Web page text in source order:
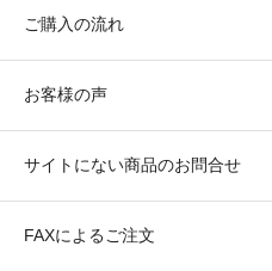
ご購入の流れ
お客様の声
サイトにない商品のお問合せ
FAXによるご注文